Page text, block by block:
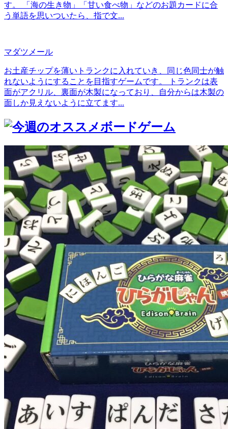
す。 「海の生き物」「甘い食べ物」などのお題カードに合
う単語を思いついたら、指で文...
マダツメール
お土産チップを薄いトランクに入れていき、同じ色同士が触
れないようにすることを目指すゲームです。 トランクは表
面がアクリル、裏面が木製になっており、自分からは木製の
面しか見えないように立てます...